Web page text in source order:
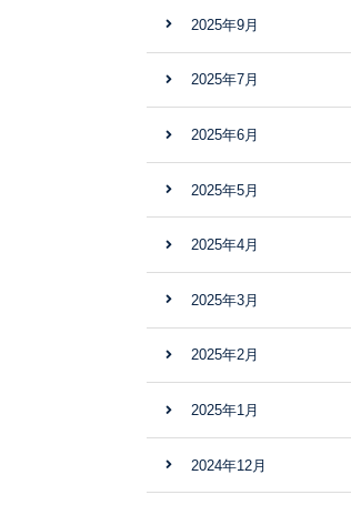
2025年9月
2025年7月
2025年6月
2025年5月
2025年4月
2025年3月
2025年2月
2025年1月
2024年12月